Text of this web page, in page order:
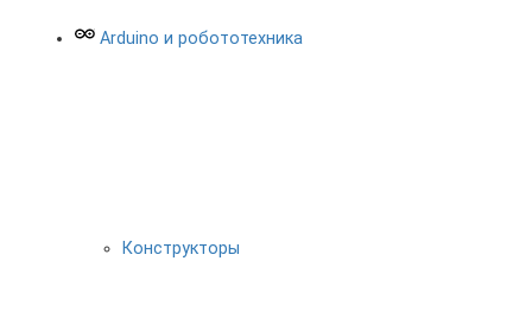
Arduino и робототехника
Конструкторы